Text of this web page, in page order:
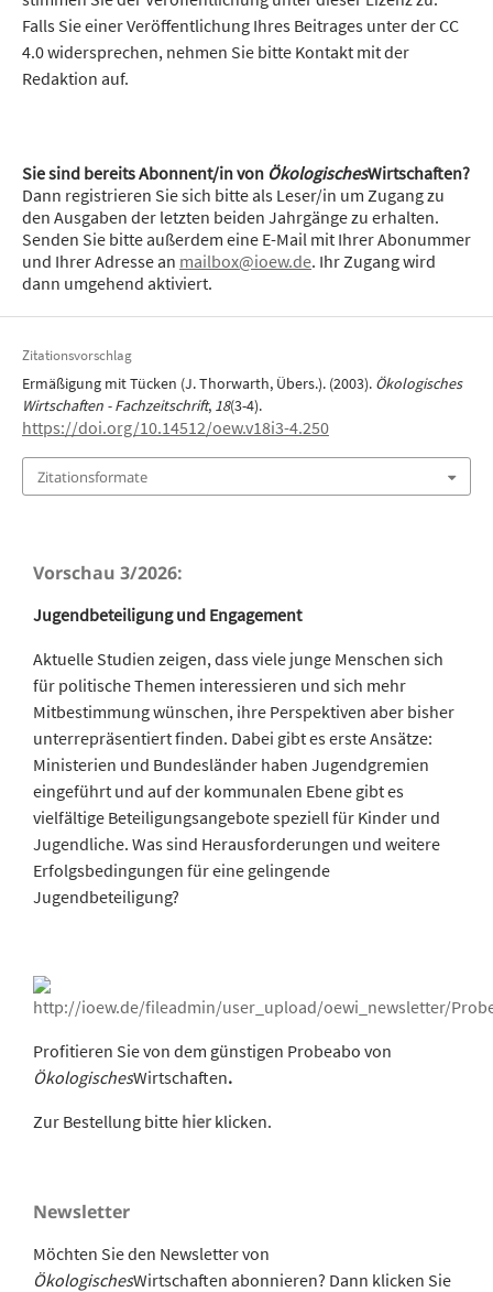
Falls Sie einer Veröffentlichung Ihres Beitrages unter der CC
4.0 widersprechen, nehmen Sie bitte Kontakt mit der
Redaktion auf.
Sie sind bereits Abonnent/in von ÖkologischesWirtschaften?
Dann registrieren Sie sich bitte als Leser/in um Zugang zu
den Ausgaben der letzten beiden Jahrgänge zu erhalten.
Senden Sie bitte außerdem eine E-Mail mit Ihrer Abonummer
und Ihrer Adresse an mailbox@ioew.de. Ihr Zugang wird
dann umgehend aktiviert.
Zitationsvorschlag
Ermäßigung mit Tücken (J. Thorwarth, Übers.). (2003). Ökologisches
Wirtschaften - Fachzeitschrift, 18(3-4).
https://doi.org/10.14512/oew.v18i3-4.250
Zitationsformate
Vorschau 3/2026:
Jugendbeteiligung und Engagement
Aktuelle Studien zeigen, dass viele junge Menschen sich
für politische Themen interessieren und sich mehr
Mitbestimmung wünschen, ihre Perspektiven aber bisher
unterrepräsentiert finden. Dabei gibt es erste Ansätze:
Ministerien und Bundesländer haben Jugendgremien
eingeführt und auf der kommunalen Ebene gibt es
vielfältige Beteiligungsangebote speziell für Kinder und
Jugendliche. Was sind Herausforderungen und weitere
Erfolgsbedingungen für eine gelingende
Jugendbeteiligung?
Profitieren Sie von dem günstigen Probeabo von
ÖkologischesWirtschaften.
Zur Bestellung bitte hier klicken.
Newsletter
Möchten Sie den Newsletter von
ÖkologischesWirtschaften abonnieren? Dann klicken Sie